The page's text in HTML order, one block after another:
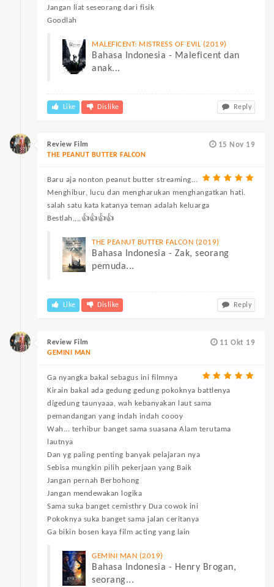
Jangan liat seseorang dari fisik
Goodlah
MALEFICENT: MISTRESS OF EVIL (2019)
Bahasa Indonesia - Maleficent dan
anak...
Like Dislike Reply
15 Nov 19
Review Film
THE PEANUT BUTTER FALCON
Baru aja nonton peanut butter streaming...
Menghibur, lucu dan mengharukan menghangatkan hati.
salah satu kata katanya teman adalah keluarga
Bestlah,,,,👍👍👍👍
THE PEANUT BUTTER FALCON (2019)
Bahasa Indonesia - Zak, seorang
pemuda...
Like Dislike Reply
11 Okt 19
Review Film
GEMINI MAN
Ga nyangka bakal sebagus ini filmnya
Kirain bakal ada gedung gedung pokoknya battlenya
digedung taunyaaa, wah kebanyakan laut sama
pemandangan yang indah indah coooy
Wah... terhibur banget sama suasana Alam terutama
lautnya
Dan yg paling penting banyak pelajaran nya
Sebisa mungkin pilih pekerjaan yang Baik
Jangan pernah Berbohong
Jangan mendewakan logika
Sama suka banget cemisthry Dua cowok ini
Pokoknya suka banget sama jalan ceritanya
Ga bikin bosen kaya film acting yang lain
GEMINI MAN (2019)
Bahasa Indonesia - Henry Brogan,
seorang...